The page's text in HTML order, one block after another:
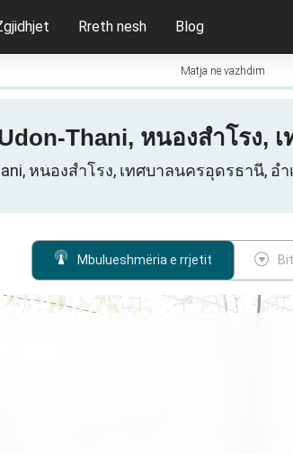
Rreth nesh Blog
Matja në vazhdim
Thani, หนองสำโรง,
หนองสำโรง, เทศบาลนครอุดรธานี, อ
Mbulueshmëria e rrjetit